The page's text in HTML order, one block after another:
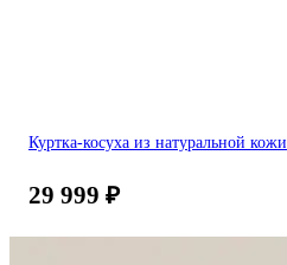
Куртка-косуха из натуральной кожи
29 999 ₽